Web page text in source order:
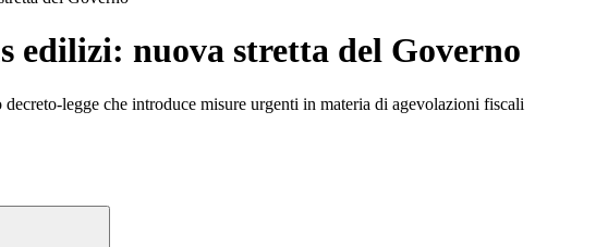
edilizi: nuova stretta del Governo
legge che introduce misure urgenti in materia di agevolazioni fiscali